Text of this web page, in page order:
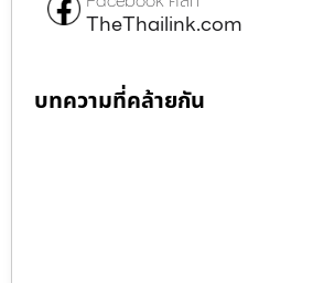
TheThailink.com
บทความที่คล้ายกัน